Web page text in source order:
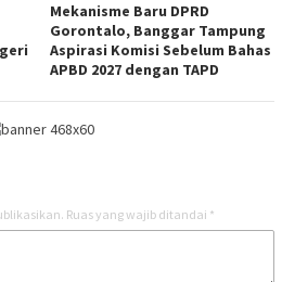
Mekanisme Baru DPRD
Gorontalo, Banggar Tampung
Aspirasi Komisi Sebelum Bahas
APBD 2027 dengan TAPD
Ruas yang wajib ditandai *